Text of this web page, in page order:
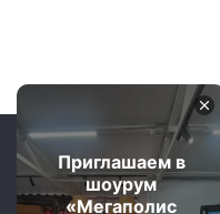
Приглашаем в
шоурум
«Мегаполис